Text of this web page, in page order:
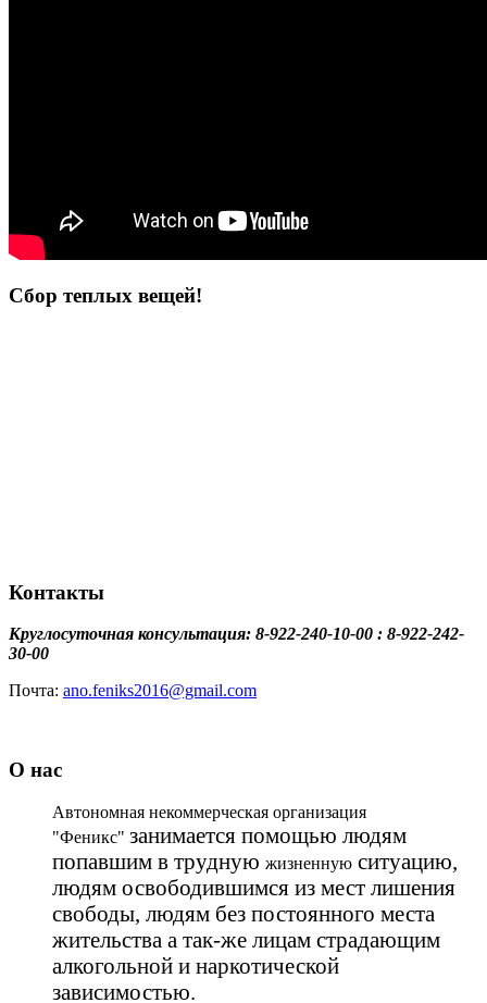
Сбор теплых вещей!
Контакты
Круглосуточная консультация: 8-922-240-10-00 : 8-922-242-
30-00
Почта: ano.feniks2016@gmail.com
О нас
Автономная некоммерческая организация
"Феникс" занимается помощью людям
попавшим в трудную жизненную ситуацию,
людям освободившимся из мест лишения
свободы, людям без постоянного места
жительства а так-же лицам страдающим
алкогольной и наркотической
зависимостью.